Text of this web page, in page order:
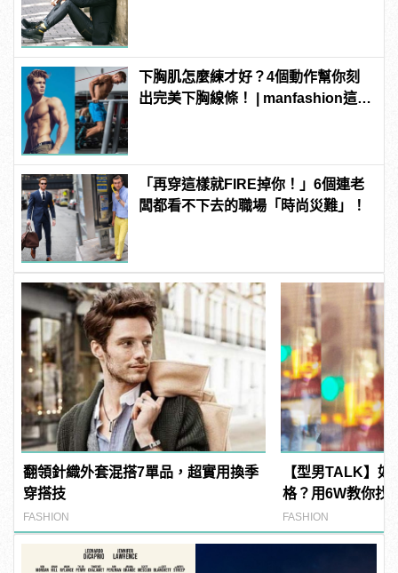
下胸肌怎麼練才好？4個動作幫你刻
出完美下胸線條！ | manfashion這樣
「再穿這樣就FIRE掉你！」6個連老
闆都看不下去的職場「時尚災難」！
翻領針織外套混搭7單品，超實用換季
穿搭技
FASHION
【型男TALK】
格？用6W教你找
LOOK！
FASHION